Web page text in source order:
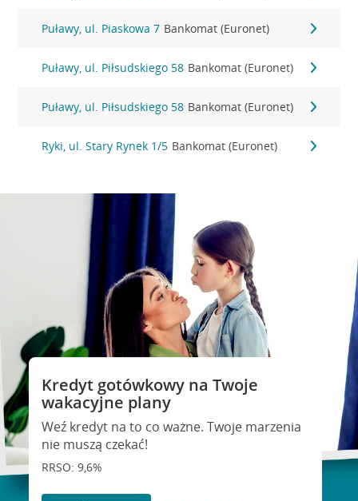
Puławy, ul. Piaskowa 7 Bankomat (Euronet)
Puławy, ul. Piłsudskiego 58 Bankomat (Euronet)
Puławy, ul. Piłsudskiego 58 Bankomat (Euronet)
Ryki, ul. Stary Rynek 1/5 Bankomat (Euronet)
Kredyt gotówkowy na Twoje
wakacyjne plany
Weź kredyt na to co ważne. Twoje marzenia
nie muszą czekać!
RRSO: 9,6%